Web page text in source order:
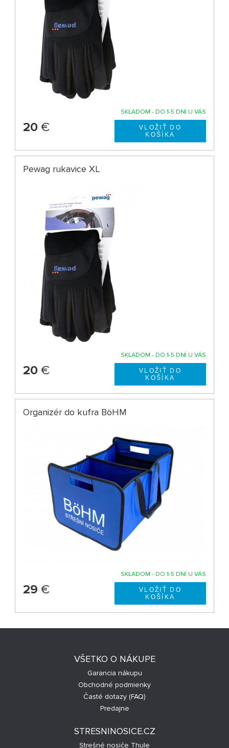
SKLADOM - DO 1-5 DNÍ U VÁS
20 €
Pewag rukavice XL
SKLADOM - DO 1-5 DNÍ U VÁS
20 €
Organizér do kufra BöHM
SKLADOM - DO 1-5 DNÍ U VÁS
29 €
VŠETKO O NÁKUPE
Garancia nákupu
Obchodné podmienky
Časté dotazy (FAQ)
Predajne
STRESNINOSICE.CZ
Strešné nosiče Thule